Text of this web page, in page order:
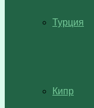
Турция
Кипр